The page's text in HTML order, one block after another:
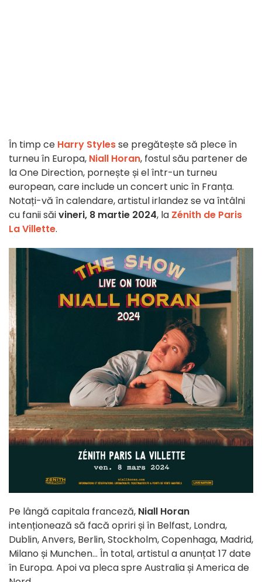
În timp ce Harry Stylesse pregătește să plece în
turneu în Europa, Niall Horan, fostul său partener de
la One Direction, pornește și el într-un turneu
european, care include un concert unic în Franța.
Notați-vă în calendare, artistul irlandez se va întâlni
cu fanii săivineri, 8 martie 2024, la Zénith de Paris
La Villette.
Pe lângă capitala franceză, Niall Horan
intenționează să facă opriri și în Belfast, Londra,
Dublin, Anvers, Berlin, Stockholm, Copenhaga, Madrid,
Milano și Munchen... În total, artistul a anunțat 17 date
în Europa. Apoi va pleca spre Australia și America de